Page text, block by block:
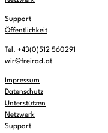
Support
Öffentlichkeit
Tel. +43(0)512 560291
wir@freirad.at
Impressum
Datenschutz
Unterstützen
Netzwerk
Support